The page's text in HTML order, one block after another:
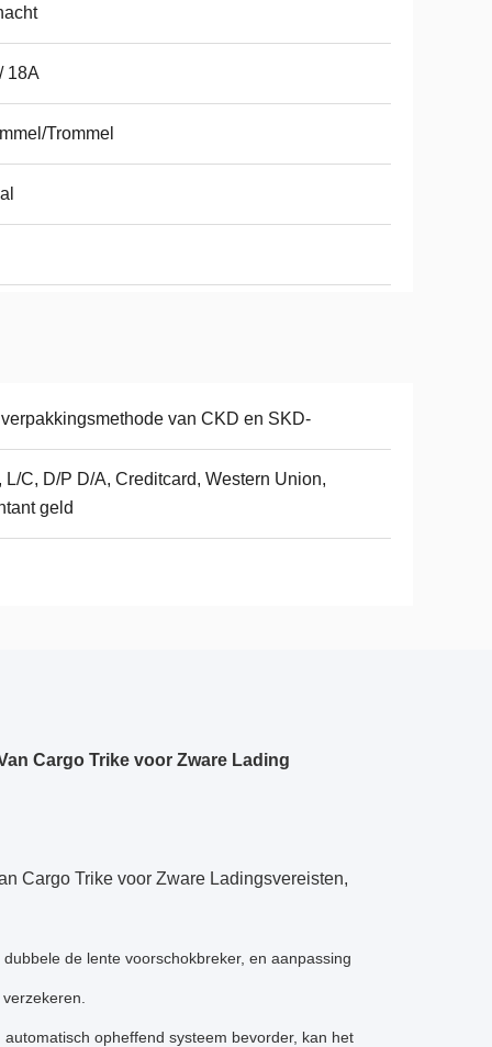
18A
Trommel
van CKD en SKD-
L/C, D/P D/A, Creditcard, Western Union,
geld
Cargo Trike voor Zware Lading
Cargo Trike voor Zware Ladingsvereisten,
de lente voorschokbreker, en aanpassing
opheffend systeem bevorder, kan het